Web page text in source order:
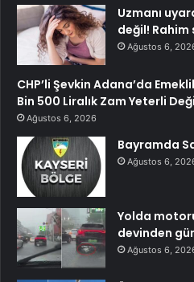
Uzmanı
değil!
Ağustos 6,
CHP’li Şevkin Adana’da
Bin 500 Liralık Zam Yeterli
Ağustos 6, 2026
Bayramda
Ağustos 6,
Yolda
devinden
Ağustos 6,